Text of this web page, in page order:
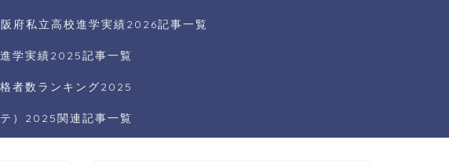
府私立高校進学実績2026記事一覧
学実績2025記事一覧
者数ランキング2025
）2025関連記事一覧